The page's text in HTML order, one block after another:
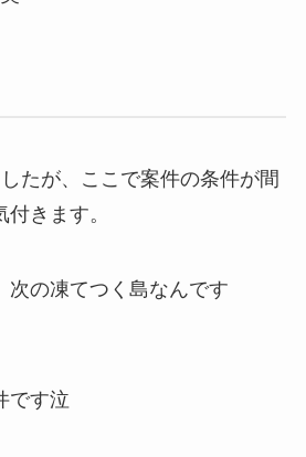
たが、ここで案件の条件が間
きます。
次の凍てつく島なんです
です泣